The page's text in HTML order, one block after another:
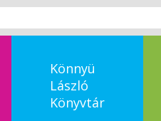
Könnyü
László
Könyvtár